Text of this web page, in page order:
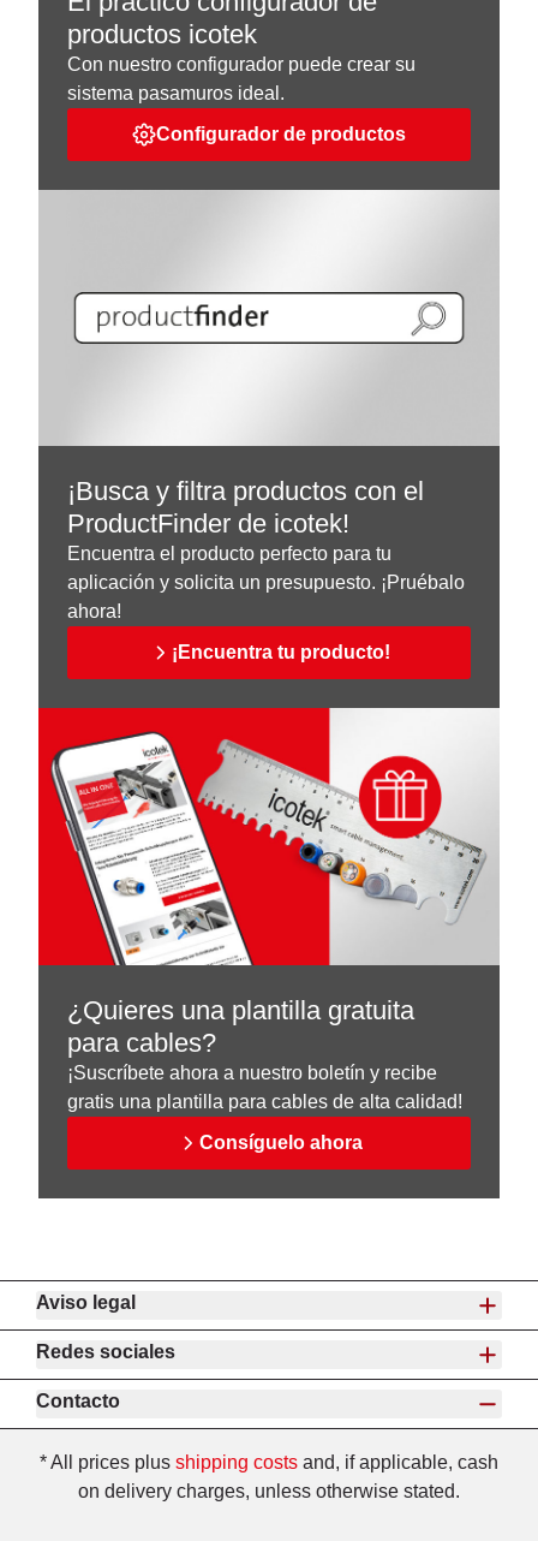
productos icotek
Con nuestro configurador puede crear su
sistema pasamuros ideal.
Configurador de productos
¡Busca y filtra productos con el
ProductFinder de icotek!
Encuentra el producto perfecto para tu
aplicación y solicita un presupuesto. ¡Pruébalo
ahora!
¡Encuentra tu producto!
¿Quieres una plantilla gratuita
para cables?
¡Suscríbete ahora a nuestro boletín y recibe
gratis una plantilla para cables de alta calidad!
Consíguelo ahora
Aviso legal
Redes sociales
Contacto
* All prices plus shipping costs and, if applicable, cash
on delivery charges, unless otherwise stated.